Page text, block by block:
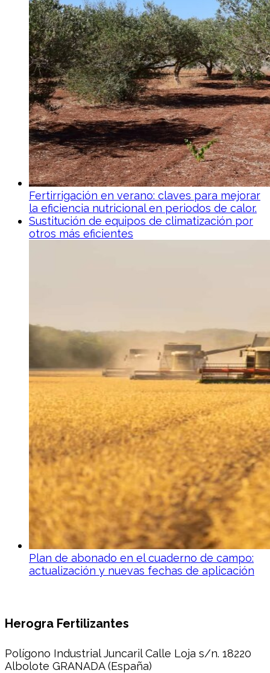
Fertirrigación en verano: claves para mejorar
la eficiencia nutricional en periodos de calor.
Sustitución de equipos de climatización por
otros más eficientes
Plan de abonado en el cuaderno de campo:
actualización y nuevas fechas de aplicación
Herogra Fertilizantes
Polígono Industrial Juncaril Calle Loja s/n. 18220
Albolote GRANADA (España)